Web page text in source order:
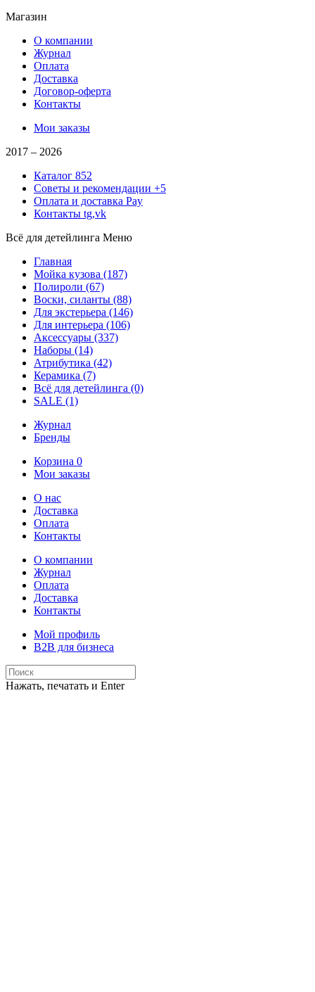
Магазин
О компании
Журнал
Оплата
Доставка
Договор-оферта
Контакты
Мои заказы
2017 – 2026
Каталог 852
Советы и рекомендации +5
Оплата и доставка Pay
Контакты tg,vk
Всё для детейлинга Меню
Главная
Мойка кузова (187)
Полироли (67)
Воски, силанты (88)
Для экстерьера (146)
Для интерьера (106)
Аксессуары (337)
Наборы (14)
Атрибутика (42)
Керамика (7)
Всё для детейлинга (0)
SALE (1)
Журнал
Бренды
Корзина 0
Мои заказы
О нас
Доставка
Оплата
Контакты
О компании
Журнал
Оплата
Доставка
Контакты
Мой профиль
B2B для бизнеса
Нажать, печатать и Enter